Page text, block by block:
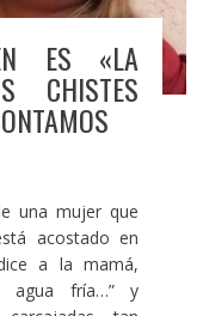
ES «LA
CHISTES
una mujer que
acostado en
a la mamá,
agua fría…” y